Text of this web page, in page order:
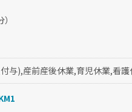
与),産前産後休業,育児休業,看護